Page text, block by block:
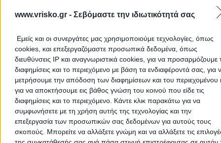
www.vrisko.gr - Σεβόμαστε την ιδιωτικότητά σας
Εμείς και οι συνεργάτες μας χρησιμοποιούμε τεχνολογίες, όπως
cookies, και επεξεργαζόμαστε προσωπικά δεδομένα, όπως
διευθύνσεις IP και αναγνωριστικά cookies, για να προσαρμόζουμε
διαφημίσεις και το περιεχόμενο με βάση τα ενδιαφέροντά σας, για
μετρήσουμε την απόδοση των διαφημίσεων και του περιεχομένου
για να αποκτήσουμε εις βάθος γνώση του κοινού που είδε τις
διαφημίσεις και το περιεχόμενο. Κάντε κλικ παρακάτω για να
συμφωνήσετε με τη χρήση αυτής της τεχνολογίας και την
επεξεργασία των προσωπικών σας δεδομένων για αυτούς τους
σκοπούς. Μπορείτε να αλλάξετε γνώμη και να αλλάξετε τις
Σάββατο από 09:00 έως 15:00 & από 17:00 έως 20:00
Περιοχές που Εξυπηρετεί
Πανελλαδικά & Δράμα
Τρόποι πληρωμής
Με πιστωτική κάρτα
Με μετρητά στην έδρα της επιχείρησης
Κατάθεση σε τραπεζικό λογαριασμό